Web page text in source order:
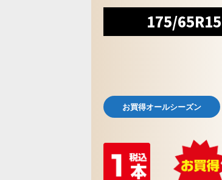
175/65R15
お買得オールシーズン